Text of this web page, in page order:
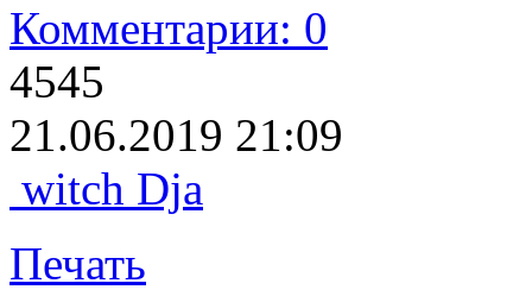
Комментарии: 0
4545
21.06.2019 21:09
witch Dja
Печать